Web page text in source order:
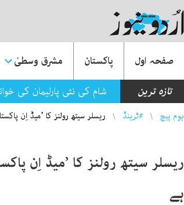
صفحہ اول پاکستان مشرق وسطیٰ
تازہ ترین
شام کی نئی پارلیمان کی
You are here
ہوم پیچ #ٹرینڈ ریسلر سیتھ رولنز کا ’میڈ اِن
ریسلر سیتھ رولنز کا ’میڈ اِن
ہے